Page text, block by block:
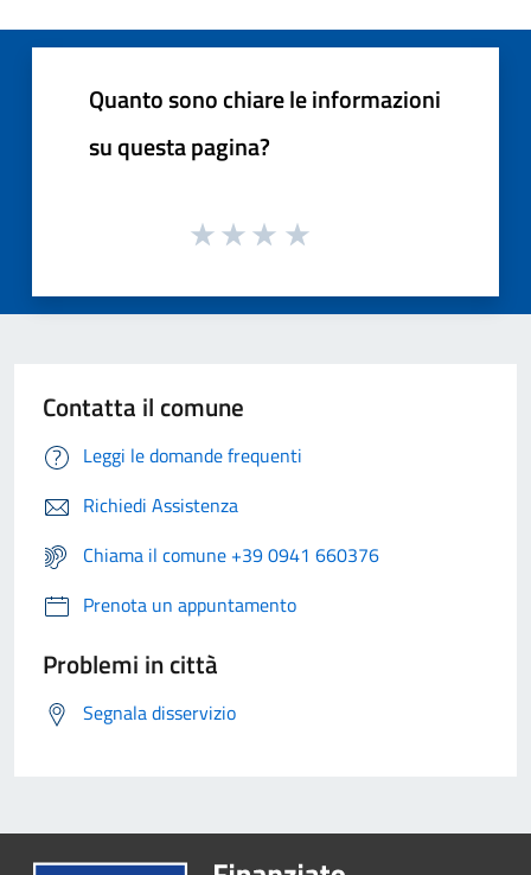
Quanto sono chiare le informazioni
su questa pagina?
Contatta il comune
Leggi le domande frequenti
Richiedi Assistenza
Chiama il comune +39 0941 660376
Prenota un appuntamento
Problemi in città
Segnala disservizio